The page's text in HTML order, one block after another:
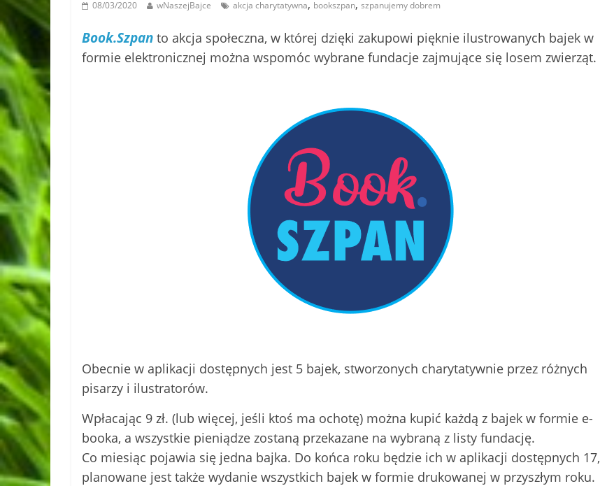
08/03/2020 wNaszejBajce akcja charytatywna, bookszpan, szpanujemy dobrem
Book.Szpan to akcja społeczna, w której dzięki zakupowi pięknie ilustrowanych bajek w
formie elektronicznej można wspomóc wybrane fundacje zajmujące się losem zwierząt.
Obecnie w aplikacji dostępnych jest 5 bajek, stworzonych charytatywnie przez różnych
pisarzy i ilustratorów.
Wpłacając 9 zł. (lub więcej, jeśli ktoś ma ochotę) można kupić każdą z bajek w formie e-
booka, a wszystkie pieniądze zostaną przekazane na wybraną z listy fundację.
Co miesiąc pojawia się jedna bajka. Do końca roku będzie ich w aplikacji dostępnych 17,
planowane jest także wydanie wszystkich bajek w formie drukowanej w przyszłym roku.